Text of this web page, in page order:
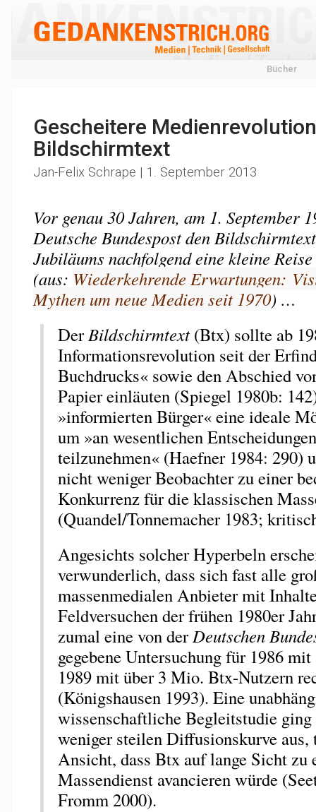
Bücher
Gescheitere
Bildschirmtext
Jan-Felix Schrape | 1. September 2013
Vor genau 30 Jahren, am 1. September
Deutsche Bundespost den
Jubiläums nachfolgend eine kleine
(aus: Wiederkehrende Erwartungen:
Mythen um neue Medien seit 1970) …
DerBildschirmtext(Btx) sollte ab
Informationsrevolution seit der
Buchdrucks« sowie den Abschied
Papier einläuten (Spiegel 1980b:
»informierten Bürger« eine ideale
um »an wesentlichen
teilzunehmen« (Haefner 1984: 290)
nicht weniger Beobachter zu einer
Konkurrenz für die klassischen
(Quandel/Tonnemacher 1983;
Angesichts solcher Hyperbeln
verwunderlich, dass sich fast alle
massenmedialen Anbieter mit
Feldversuchen der frühen 1980er
zumal eine von derDeutschen
gegebene Untersuchung für 1986
1989 mit über 3 Mio. Btx-Nutzern
(Königshausen 1993). Eine
wissenschaftliche Begleitstudie
weniger steilen Diffusionskurve aus,
Ansicht, dass Btx auf lange Sicht zu
Massendienst avancieren würde
Fromm 2000).